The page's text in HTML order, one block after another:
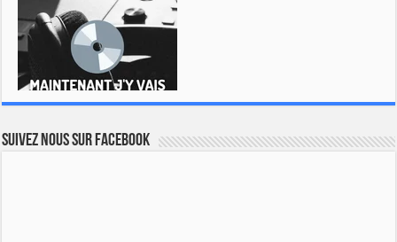
Suivez nous sur Facebook